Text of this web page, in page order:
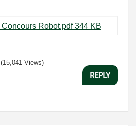
Affiches Ecole Concours Robot.pdf ‏344 KB
(15,041 Views)
REPLY